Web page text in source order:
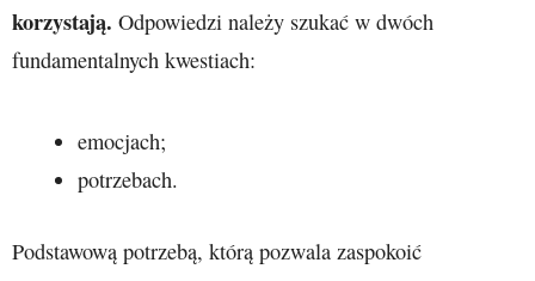
korzystają. Odpowiedzi należy szukać w dwóch
fundamentalnych kwestiach:
emocjach;
potrzebach.
Podstawową potrzebą, którą pozwala zaspokoić